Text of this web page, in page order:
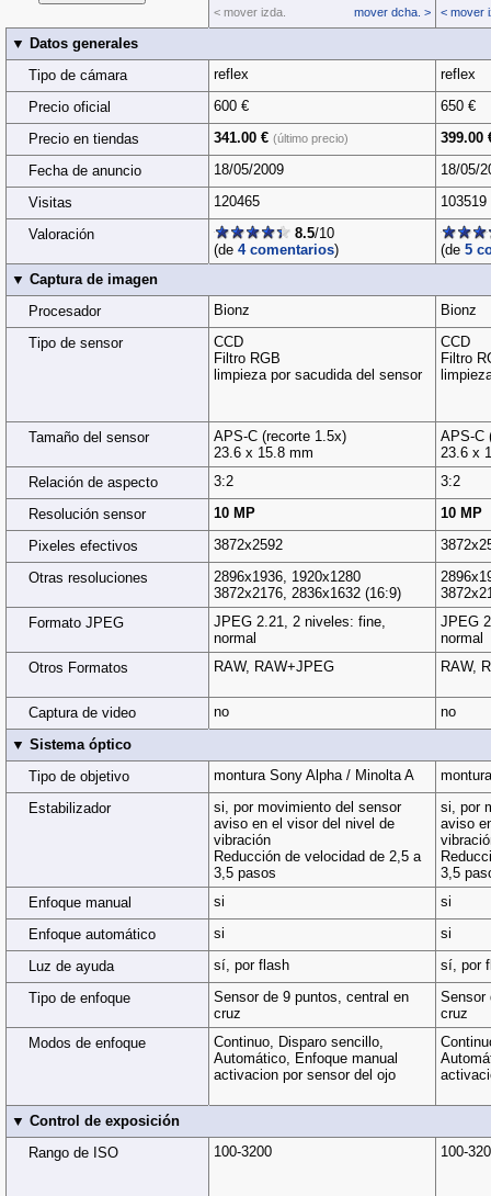
< mover izda. mover dcha. > < mover
▼ Datos generales
Tipo de cámara
reflex
reflex
Precio oficial
600 €
650 €
Precio en tiendas
341.00 € (último precio)
399.00
Fecha de anuncio
18/05/2009
18/05/
Visitas
120465
103519
Valoración
8.5/10
(de 4 comentarios) (de 5
▼ Captura de imagen
Procesador
Bionz
Bionz
Tipo de sensor
CCD
Filtro RGB
limpieza por sacudida del sensor
CCD
Filtro
Tamaño del sensor
APS-C (recorte 1.5x)
23.6 x 15.8 mm
APS-C
23.6 x
Relación de aspecto
3:2
3:2
Resolución sensor
10 MP
10 MP
Pixeles efectivos
3872x2592
Otras resoluciones
2896x1936, 1920x1280
3872x2176, 2836x1632 (16:9)
Formato JPEG
JPEG 2.21, 2 niveles: fine,
normal
JPEG
normal
Otros Formatos
RAW, RAW+JPEG RAW,
Captura de video no
no
▼ Sistema óptico
Tipo de objetivo
montura Sony Alpha / Minolta A
Estabilizador
si, por movimiento del sensor
aviso en el visor del nivel de
vibración
Reducción de velocidad de 2,5 a
3,5 pasos
si, por
aviso
3,5
Enfoque manual
si
si
Enfoque automático
si
si
Luz de ayuda
sí, por flash
sí, por
Tipo de enfoque
Sensor de 9 puntos, central en
cruz
Sensor
cruz
Modos de enfoque
Continuo, Disparo sencillo,
Automático, Enfoque manual
activacion por sensor del ojo
▼ Control de exposición
Rango de ISO
100-3200 100-